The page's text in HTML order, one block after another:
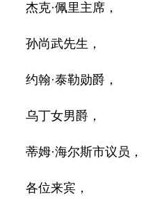
杰克·佩里主席，
孙尚武先生，
约翰·泰勒勋爵，
乌丁女男爵，
蒂姆·海尔斯市议员，
各位来宾，